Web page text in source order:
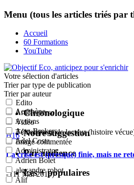
Menu (tous les articles triés par
Accueil
60 Formations
YouTube
Votre sélection d'articles
Trier par type de publication
Edito
Article perso
Vidéo
Témoignage de lecteur (histoire
Image commentée
Trier par auteur
Acrithène
Actions
Actu-Brokers
Adel Costa
Administrator
Adrien Bolet
alexandre robot
Alif
Chronologique
Notre suggestion
Par audience
Les + populaires
H16:
La crise est (presque) finie, mais ne
- (11 Mai 2015)